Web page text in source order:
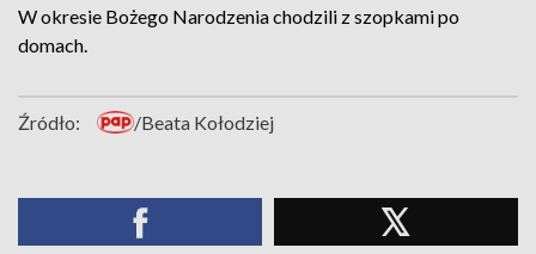
W okresie Bożego Narodzenia chodzili z szopkami po
domach.
Źródło: /Beata Kołodziej